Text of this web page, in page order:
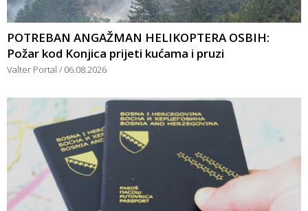
POTREBAN ANGAŽMAN HELIKOPTERA OSBIH:
Požar kod Konjica prijeti kućama i pruzi
Valter Portal 06.08.2026